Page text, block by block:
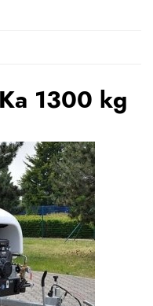
1300 kg